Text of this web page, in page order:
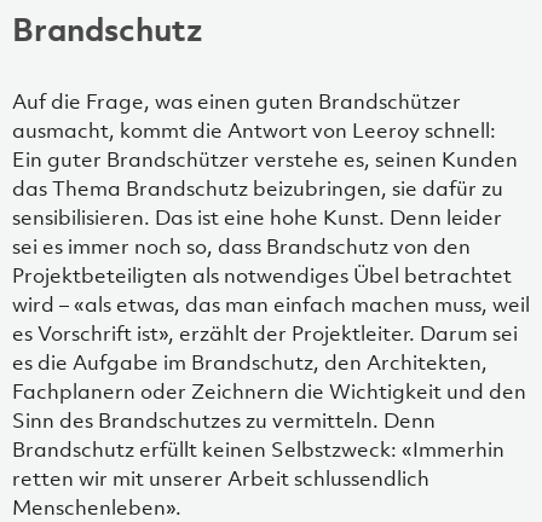
Brandschutz
Auf die Frage, was einen guten Brandschützer
ausmacht, kommt die Antwort von Leeroy schnell:
Ein guter Brandschützer verstehe es, seinen Kunden
das Thema Brandschutz beizubringen, sie dafür zu
sensibilisieren. Das ist eine hohe Kunst. Denn leider
sei es immer noch so, dass Brandschutz von den
Projektbeteiligten als notwendiges Übel betrachtet
wird – «als etwas, das man einfach machen muss, weil
es Vorschrift ist», erzählt der Projektleiter. Darum sei
es die Aufgabe im Brandschutz, den Architekten,
Fachplanern oder Zeichnern die Wichtigkeit und den
Sinn des Brandschutzes zu vermitteln. Denn
Brandschutz erfüllt keinen Selbstzweck: «Immerhin
retten wir mit unserer Arbeit schlussendlich
Menschenleben».